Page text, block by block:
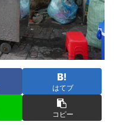
はてブ
コピー